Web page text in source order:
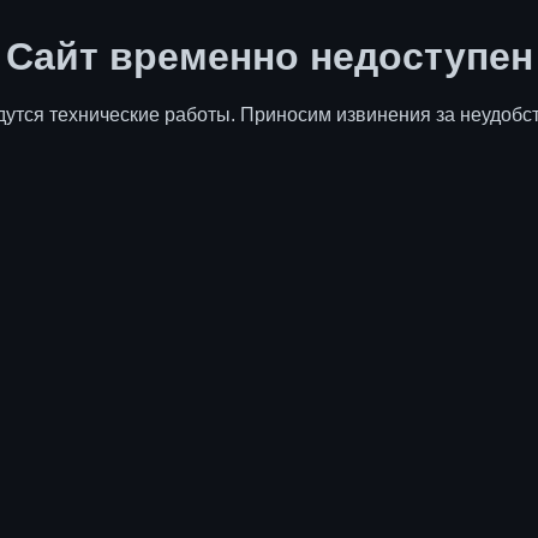
Сайт временно недоступен
технические работы. Приносим извинения за